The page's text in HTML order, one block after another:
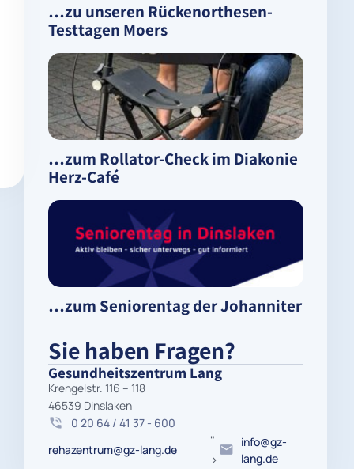
…zu unseren Rückenorthesen-
Testtagen Moers
…zum Rollator-Check im Diakonie
Herz-Café
…zum Seniorentag der Johanniter
Sie haben Fragen?
Gesundheitszentrum Lang
Krengelstr. 116 – 118
46539 Dinslaken
0 20 64 / 41 37 - 600
rehazentrum@gz-lang.de
"
>
info@gz-
lang.de